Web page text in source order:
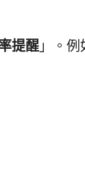
提醒 」。例